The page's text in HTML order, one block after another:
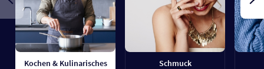
Kochen & Kulinarisches Schmuck